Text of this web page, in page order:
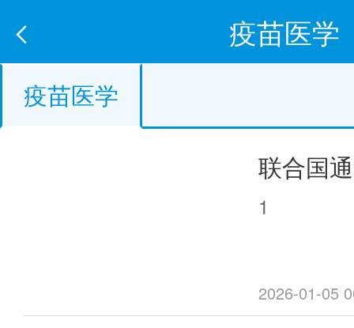
疫苗医学
疫苗医学
联合国
丸爷爷”
1
2026-01-05